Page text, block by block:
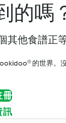
的嗎
其他食譜正
的世界。
冊
訊